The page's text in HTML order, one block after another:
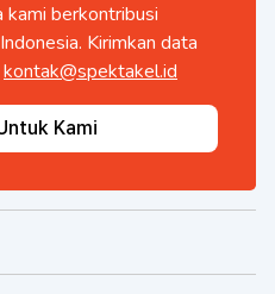
kami berkontribusi
Kirimkan data
kontak@spektakel.id
Kami